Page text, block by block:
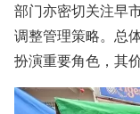
部门亦密切关注早
调整管理策略。总
扮演重要角色，其